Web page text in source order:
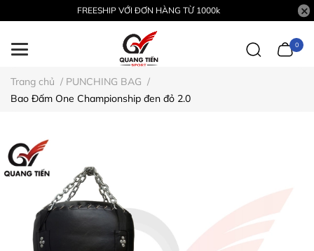
FREESHIP VỚI ĐƠN HÀNG TỪ 1000k
0
Trang chủ / PUNCHING BAG /
Bao Đấm One Championship đen đỏ 2.0